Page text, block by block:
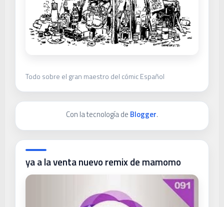
Todo sobre el gran maestro del cómic Español
Con la tecnología de Blogger.
ya a la venta nuevo remix de mamomo